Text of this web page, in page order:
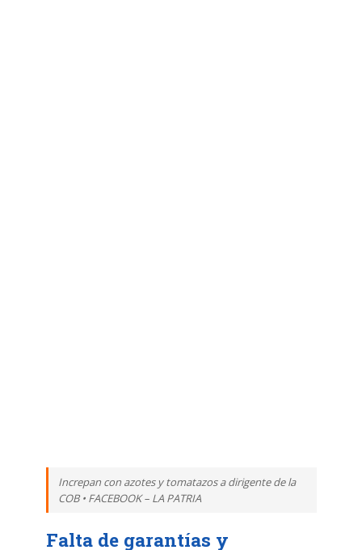
Increpan con azotes y tomatazos a dirigente de la
COB • FACEBOOK – LA PATRIA
Falta de garantías y